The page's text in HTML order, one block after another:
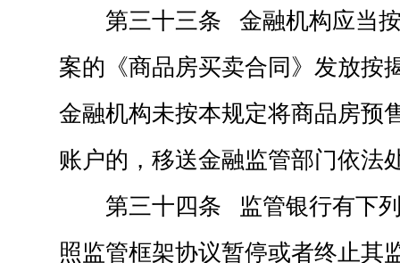
第三十三条 金融机构应当
案的《商品房买卖合同》发放按
金融机构未按本规定将商品房预
账户的，移送金融监管部门依法
第三十四条 监管银行有下
照监管框架协议暂停或者终止其